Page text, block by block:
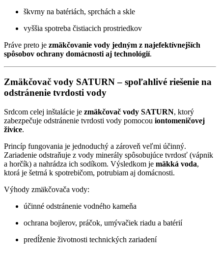
škvrny na batériách, sprchách a skle
vyššia spotreba čistiacich prostriedkov
Práve preto je zmäkčovanie vody jedným z najefektívnejších
spôsobov ochrany domácnosti aj technológií.
Zmäkčovač vody SATURN – spoľahlivé riešenie na
odstránenie tvrdosti vody
Srdcom celej inštalácie je zmäkčovač vody SATURN, ktorý
zabezpečuje odstránenie tvrdosti vody pomocou iontomeničovej
živice.
Princíp fungovania je jednoduchý a zároveň veľmi účinný.
Zariadenie odstraňuje z vody minerály spôsobujúce tvrdosť (vápnik
a horčík) a nahrádza ich sodíkom. Výsledkom je mäkká voda,
ktorá je šetrná k spotrebičom, potrubiam aj domácnosti.
Výhody zmäkčovača vody:
účinné odstránenie vodného kameňa
ochrana bojlerov, práčok, umývačiek riadu a batérií
predĺženie životnosti technických zariadení